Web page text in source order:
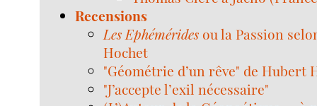
Recensions
Les Ephémérides ou la Passion
Hochet
"Géométrie d’un rêve" de Hubert
"J’accepte l’exil nécessaire"